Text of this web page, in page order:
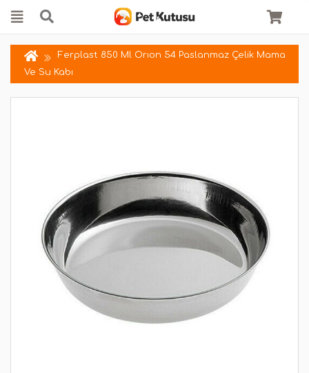
Ferplast 850 Ml Orıon 54 Paslanmaz Çelik Mama
Ve Su Kabı